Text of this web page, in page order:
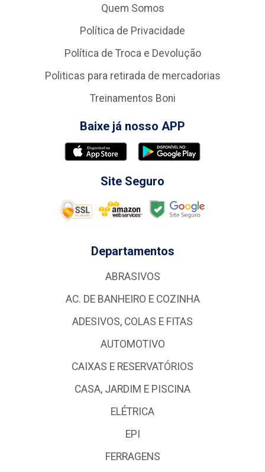
Quem Somos
Política de Privacidade
Política de Troca e Devolução
Politicas para retirada de mercadorias
Treinamentos Boni
Baixe já nosso APP
Site Seguro
Departamentos
ABRASIVOS
AC. DE BANHEIRO E COZINHA
ADESIVOS, COLAS E FITAS
AUTOMOTIVO
CAIXAS E RESERVATÓRIOS
CASA, JARDIM E PISCINA
ELÉTRICA
EPI
FERRAGENS